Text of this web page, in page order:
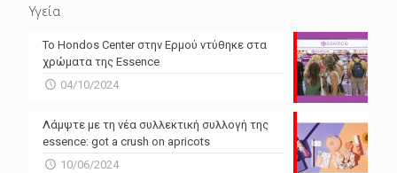
Υγεία
Το Hondos Center στην Ερμού ντύθηκε στα
χρώματα της Essence
04/10/2024
Λάμψτε με τη νέα συλλεκτική συλλογή της
essence: got a crush on apricots
10/06/2024